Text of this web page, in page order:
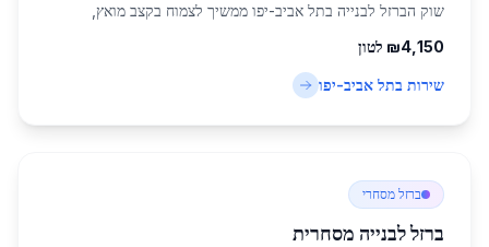
שוק הברזל לבנייה בתל אביב-יפו ממשיך לצמוח בקצב מואץ,
של כ-460,613 תושבים, תל אביב-יפ...
₪4,150 לטון
שירות בתל אביב-יפו
ברזל מסחרי
ברזל לבנייה מסחרית